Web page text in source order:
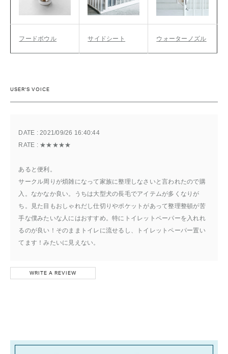
フードボウル サイドシート ウォーターノズル
USER'S VOICE
あると便利。
DATE : 2021/09/26 16:40:44
RATE : ★★★★★
サークル周りが煩雑になって家族に整理しなさいと言われたので購
入。なかなか良い。うちは大型犬の長毛でアイテムが多くなりが
ち。見た目もおしゃれだし仕切りやポケットがあって整理整頓が苦
手な僕みたいな人にはおすすめ。特にトイレットペーパーを入れれ
るのが良い！そのままトイレに流せるし、トイレットペーパー置い
てます！みたいに見えない。
WRITE A REVIEW